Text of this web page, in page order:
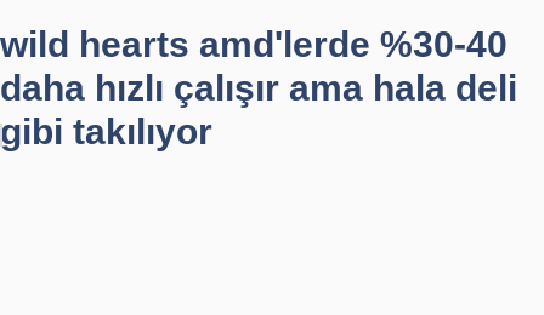
wild hearts amd'lerde %30-40
daha hızlı çalışır ama hala deli
gibi takılıyor